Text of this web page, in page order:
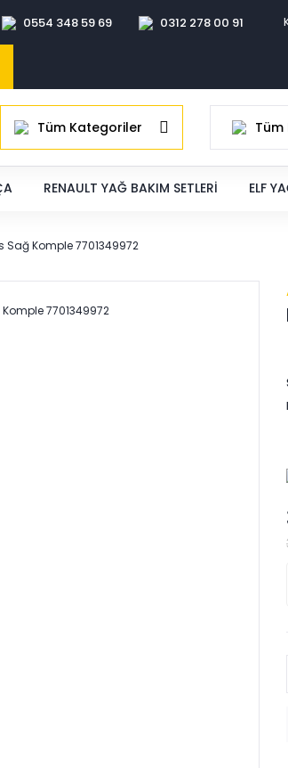
0554 348 59 69 0312 278 00 91
Tüm Kategoriler
RENAULT YAĞ BAKIM SETLERI ELF
Sağ Komple 7701349972